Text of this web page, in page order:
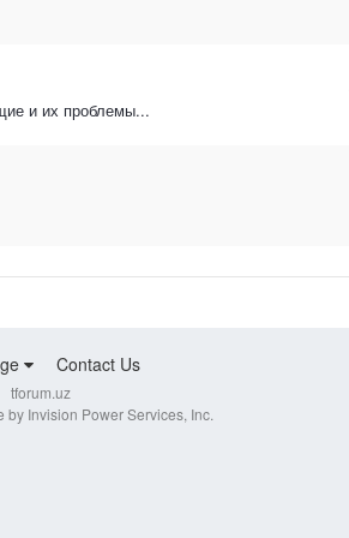
и их проблемы...
Contact Us
tforum.uz
by Invision Power Services, Inc.